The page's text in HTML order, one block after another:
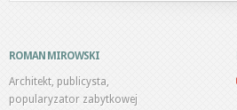
ROMAN MIROWSKI
Architekt, publicysta,
popularyzator zabytkowej